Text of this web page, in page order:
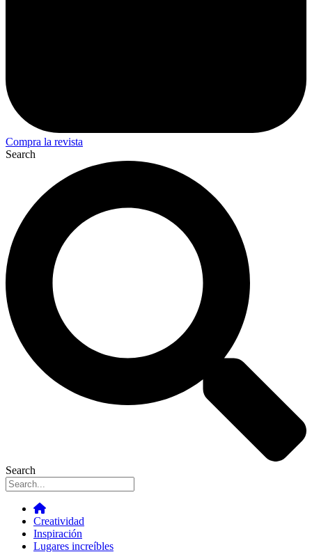
Compra la revista
Search
Search
Creatividad
Inspiración
Lugares increíbles